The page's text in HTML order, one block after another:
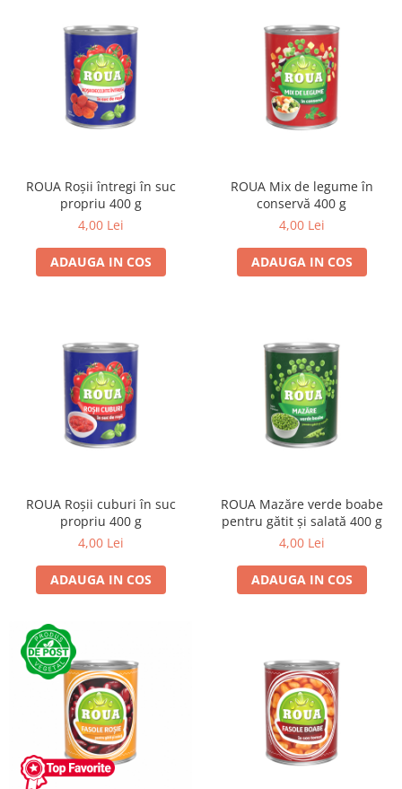
ROUA Roșii întregi în suc
propriu 400 g
4,00 Lei
ADAUGA IN COS
ROUA Mix de legume în
conservă 400 g
4,00 Lei
ADAUGA IN COS
ROUA Roșii cuburi în suc
propriu 400 g
4,00 Lei
ADAUGA IN COS
ROUA Mazăre verde boabe
pentru gătit și salată 400 g
4,00 Lei
ADAUGA IN COS